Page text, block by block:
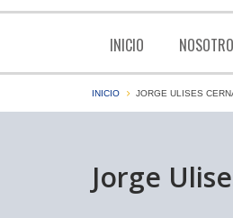
INICIO
INICIO JORGE ULISES
Jorge